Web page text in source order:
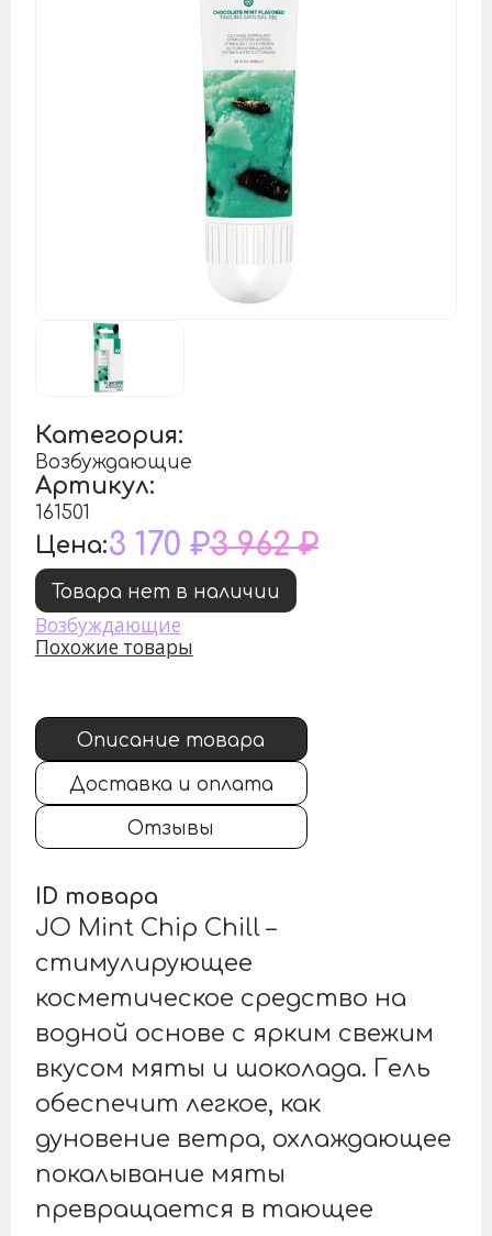
Категория:
Возбуждающие
Артикул:
161501
Цена:3 170 ₽3 962 ₽
Товара нет в наличии
Возбуждающие
Похожие товары
Описание товара
Доставка и оплата
Отзывы
ID товара
JO Mint Chip Chill –
стимулирующее
косметическое средство на
водной основе с ярким свежим
вкусом мяты и шоколада. Гель
обеспечит легкое, как
дуновение ветра, охлаждающее
покалывание мяты
превращается в тающее